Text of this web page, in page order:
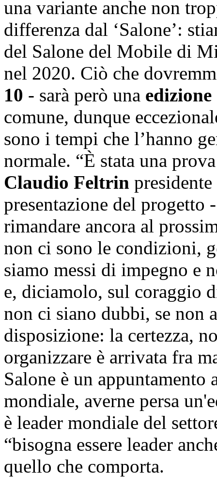
una variante anche non
differenza dal ‘Salone’:
del Salone del Mobile di
nel 2020. Ciò che
10 - sarà però una edizione
comune, dunque
sono i tempi che l’hanno
normale. “È stata una
Claudio Feltrin
presentazione del progetto
rimandare ancora al
non ci sono le condizioni,
siamo messi di impegno e
e, diciamolo, sul coraggio
non ci siano dubbi, se non
disposizione: la certezza,
organizzare è arrivata fra
Salone è un appuntamento
mondiale, averne persa
è leader mondiale del
“bisogna essere leader
quello che comporta.